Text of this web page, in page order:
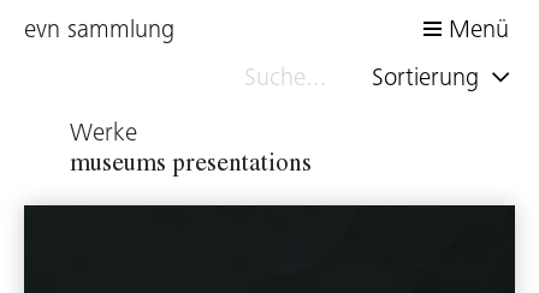
evn sammlung
Menü
Sortierung
Werke
museums presentations